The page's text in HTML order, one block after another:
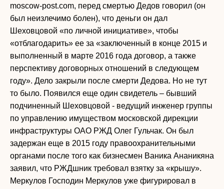
moscow-post.com, перед смертью Дедов говорил (он
был неизлечимо болен), что деньги он дал
Шеховцовой «по личной инициативе», чтобы
«отблагодарить» ее за «заключенный в конце 2015 и
выполненный в марте 2016 года договор, а также
перспективу договорных отношений в следующем
году». Дело закрыли после смерти Дедова. Но не тут
то было. Появился еще один свидетель – бывший
подчиненный Шеховцовой - ведущий инженер группы
по управлению имуществом московской дирекции
инфраструктуры ОАО РЖД Олег Гульчак. Он был
задержан еще в 2015 году правоохранительными
органами после того как бизнесмен Ваника Ананикяна
заявил, что РЖДшник требовал взятку за «крышу».
Меркулов Господин Меркулов уже фигурировал в